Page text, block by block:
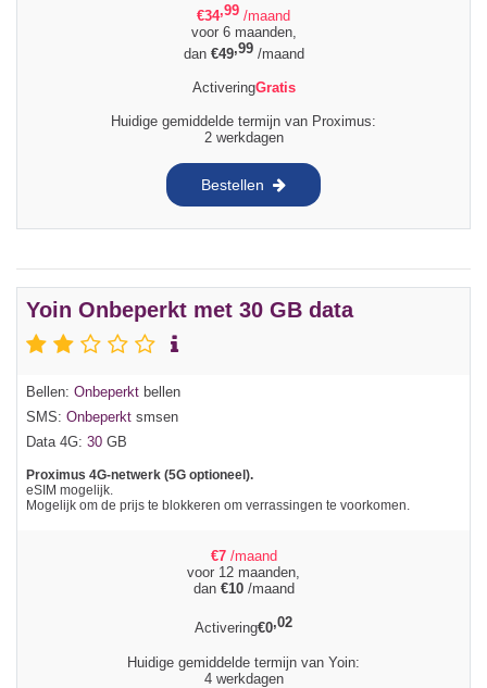
€34,99 /maand
voor 6 maanden,
dan €49,99/maand
ActiveringGratis
Huidige gemiddelde termijn van Proximus:
2 werkdagen
Bestellen
Yoin Onbeperkt met 30 GB data
Bellen: Onbeperkt bellen
SMS: Onbeperkt smsen
Data 4G: 30 GB
Proximus 4G-netwerk (5G optioneel).
eSIM mogelijk.
Mogelijk om de prijs te blokkeren om verrassingen te voorkomen.
€7 /maand
voor 12 maanden,
dan €10/maand
Activering€0,02
Huidige gemiddelde termijn van Yoin:
4 werkdagen